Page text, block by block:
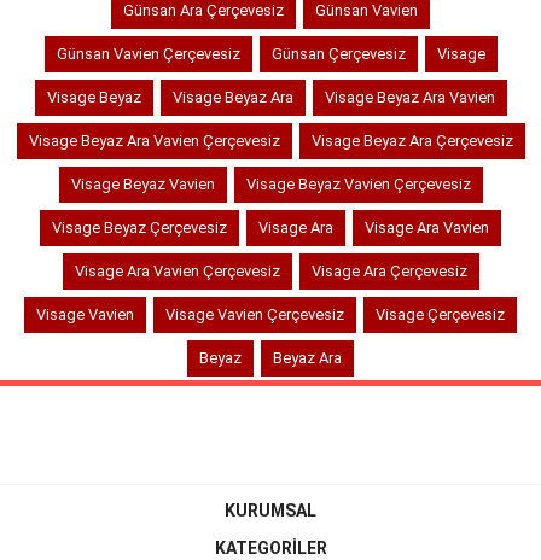
Günsan Ara Çerçevesiz Günsan Vavien
Günsan Vavien Çerçevesiz Günsan Çerçevesiz Visage
Visage Beyaz Visage Beyaz Ara Visage Beyaz Ara Vavien
Visage Beyaz Ara Vavien Çerçevesiz Visage Beyaz Ara Çerçevesiz
Visage Beyaz Vavien Visage Beyaz Vavien Çerçevesiz
Visage Beyaz Çerçevesiz Visage Ara Visage Ara Vavien
Visage Ara Vavien Çerçevesiz Visage Ara Çerçevesiz
Visage Vavien Visage Vavien Çerçevesiz Visage Çerçevesiz
Beyaz Beyaz Ara
KURUMSAL
KATEGORİLER